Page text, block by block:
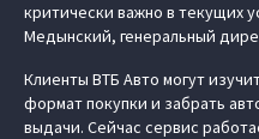
критически важно в текущих
Медынский, генеральный
Клиенты ВТБ Авто могут
формат покупки и забрать
выдачи. Сейчас сервис